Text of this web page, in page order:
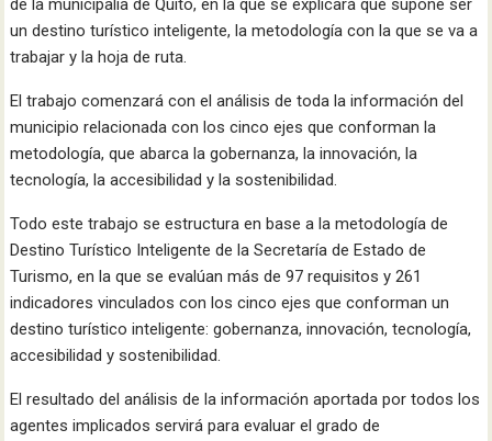
de la municipalía de Quito, en la que se explicará qué supone ser
un destino turístico inteligente, la metodología con la que se va a
trabajar y la hoja de ruta.
El trabajo comenzará con el análisis de toda la información del
municipio relacionada con los cinco ejes que conforman la
metodología, que abarca la gobernanza, la innovación, la
tecnología, la accesibilidad y la sostenibilidad.
Todo este trabajo se estructura en base a la metodología de
Destino Turístico Inteligente de la Secretaría de Estado de
Turismo, en la que se evalúan más de 97 requisitos y 261
indicadores vinculados con los cinco ejes que conforman un
destino turístico inteligente: gobernanza, innovación, tecnología,
accesibilidad y sostenibilidad.
El resultado del análisis de la información aportada por todos los
agentes implicados servirá para evaluar el grado de